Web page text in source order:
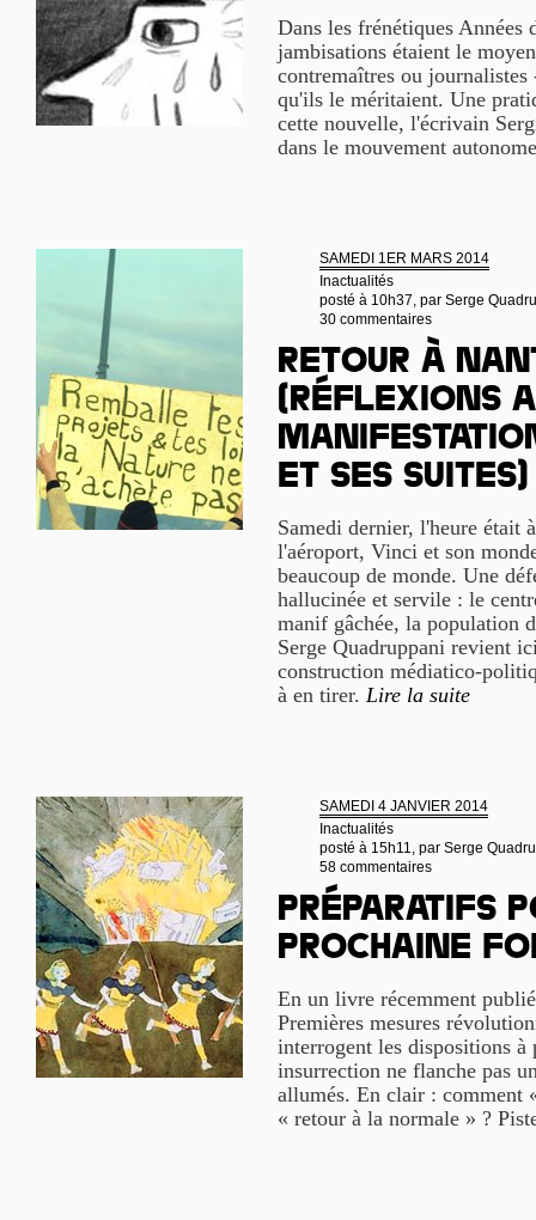
Dans les frénétiques Années
jambisations étaient le
contremaîtres ou
qu'ils le méritaient. Une
cette nouvelle, l'écrivain
dans le mouvement
SAMEDI 1ER MARS 2014
Inactualités
posté à 10h37, par Serge
30 commentaires
Retour à
(Réflexions
et ses suites)
Samedi dernier, l'heure était
l'aéroport, Vinci et son
beaucoup de monde. Une
hallucinée et servile : le
manif gâchée, la population
Serge Quadruppani revient
construction médiatico-
à en tirer. Lire la suite
SAMEDI 4 JANVIER 2014
Inactualités
posté à 15h11, par Serge
58 commentaires
Préparatifs
prochaine
En un livre récemment
Premières mesures
interrogent les dispositions à
insurrection ne flanche pas
allumés. En clair : comment
« retour à la normale » ?